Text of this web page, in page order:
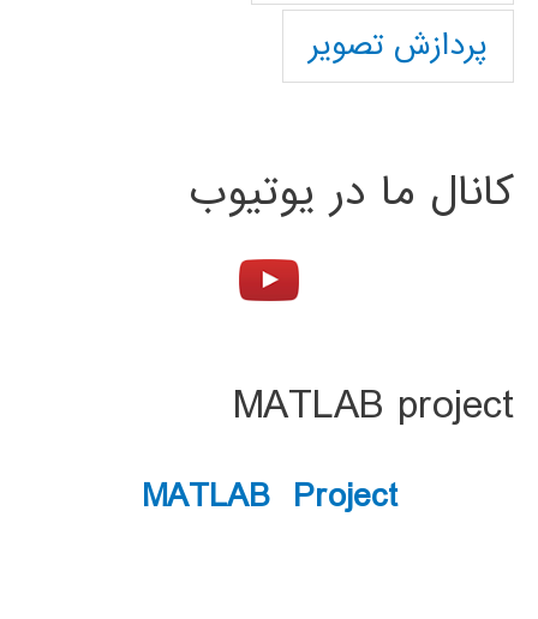
پردازش تصویر
کانال ما در یوتیوب
MATLAB project
MATLAB Project